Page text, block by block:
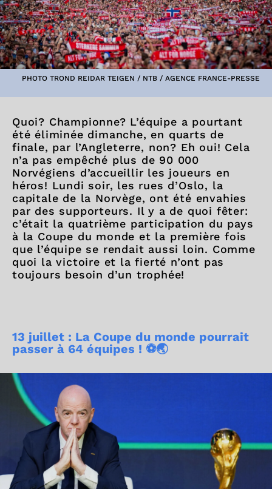
PHOTO TROND REIDAR TEIGEN / NTB / AGENCE FRANCE-PRESSE
Quoi? Championne? L’équipe a pourtant
été éliminée dimanche, en quarts de
finale, par l’Angleterre, non? Eh oui! Cela
n’a pas empêché plus de 90 000
Norvégiens d’accueillir les joueurs en
héros! Lundi soir, les rues d’Oslo, la
capitale de la Norvège, ont été envahies
par des supporteurs. Il y a de quoi fêter:
c’était la quatrième participation du pays
à la Coupe du monde et la première fois
que l’équipe se rendait aussi loin. Comme
quoi la victoire et la fierté n’ont pas
toujours besoin d’un trophée!
13 juillet : La Coupe du monde pourrait
passer à 64 équipes ! ⚽🌏